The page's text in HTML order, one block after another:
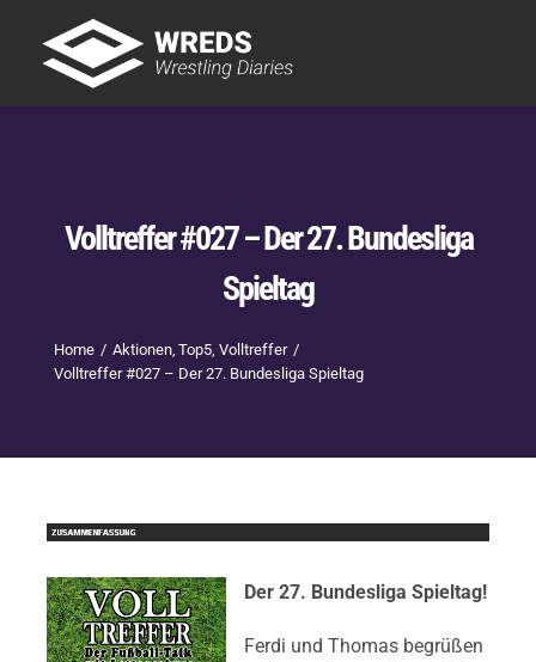
content
Volltreffer #027 – Der 27. Bundesliga
Spieltag
Home Aktionen Top5 Volltreffer
Volltreffer #027 – Der 27. Bundesliga Spieltag
Der 27. Bundesliga Spieltag!
Ferdi und Thomas begrüßen